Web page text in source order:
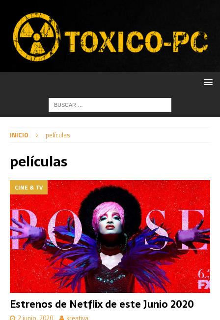
INICIO películas
películas
CINE & TV
Estrenos de Netflix de este Junio 2020